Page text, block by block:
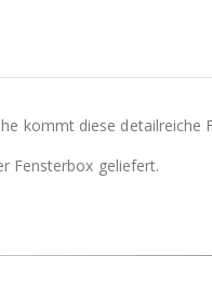
kommt diese detailreiche
Fensterbox geliefert.